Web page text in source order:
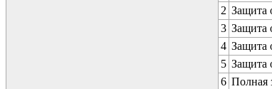
2 Защита
3 Защита
4 Защита
5 Защита
6 Полная